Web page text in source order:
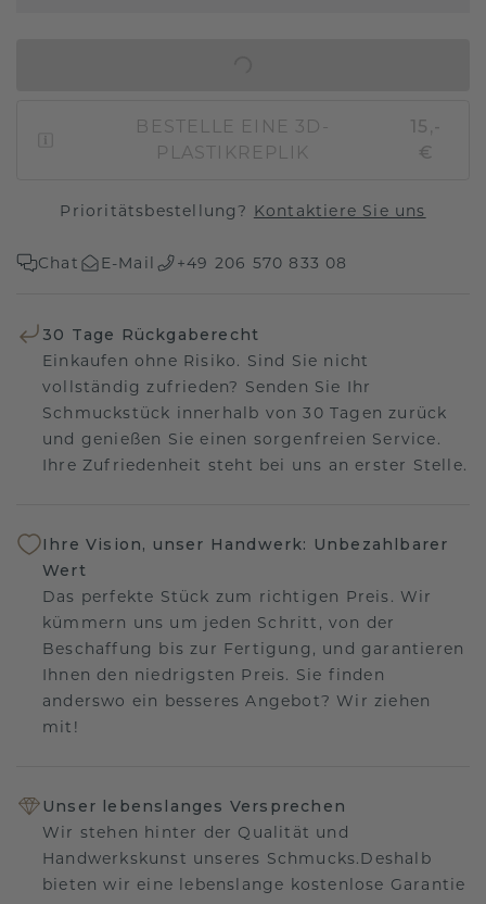
BESTELLE EINE 3D-
PLASTIKREPLIK
15,-
€
Prioritätsbestellung? Kontaktiere Sie uns
Chat E-Mail +49 206 570 833 08
30 Tage Rückgaberecht
Einkaufen ohne Risiko. Sind Sie nicht
vollständig zufrieden? Senden Sie Ihr
Schmuckstück innerhalb von 30 Tagen zurück
und genießen Sie einen sorgenfreien Service.
Ihre Zufriedenheit steht bei uns an erster Stelle.
Ihre Vision, unser Handwerk: Unbezahlbarer
Wert
Das perfekte Stück zum richtigen Preis. Wir
kümmern uns um jeden Schritt, von der
Beschaffung bis zur Fertigung, und garantieren
Ihnen den niedrigsten Preis. Sie finden
anderswo ein besseres Angebot? Wir ziehen
mit!
Unser lebenslanges Versprechen
Wir stehen hinter der Qualität und
Handwerkskunst unseres Schmucks.Deshalb
bieten wir eine lebenslange kostenlose Garantie